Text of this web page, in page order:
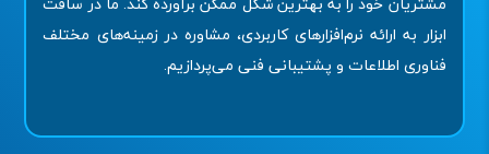
ابزار به ارائه نرم‌افزارهای کاربردی، مشاوره در زمینه‌های مختلف
فناوری اطلاعات و پشتیبانی فنی می‌پردازیم.